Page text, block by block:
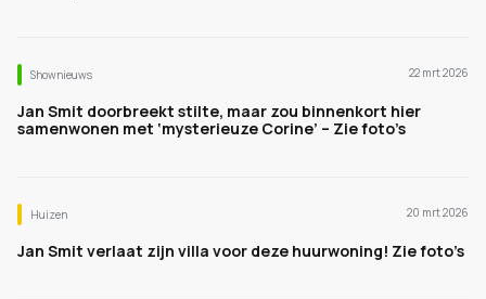
Shownieuws 22 mrt 2026
Jan Smit doorbreekt stilte, maar zou binnenkort hier
samenwonen met ‘mysterieuze Corine’ – Zie foto’s
Huizen 20 mrt 2026
Jan Smit verlaat zijn villa voor deze huurwoning! Zie foto’s